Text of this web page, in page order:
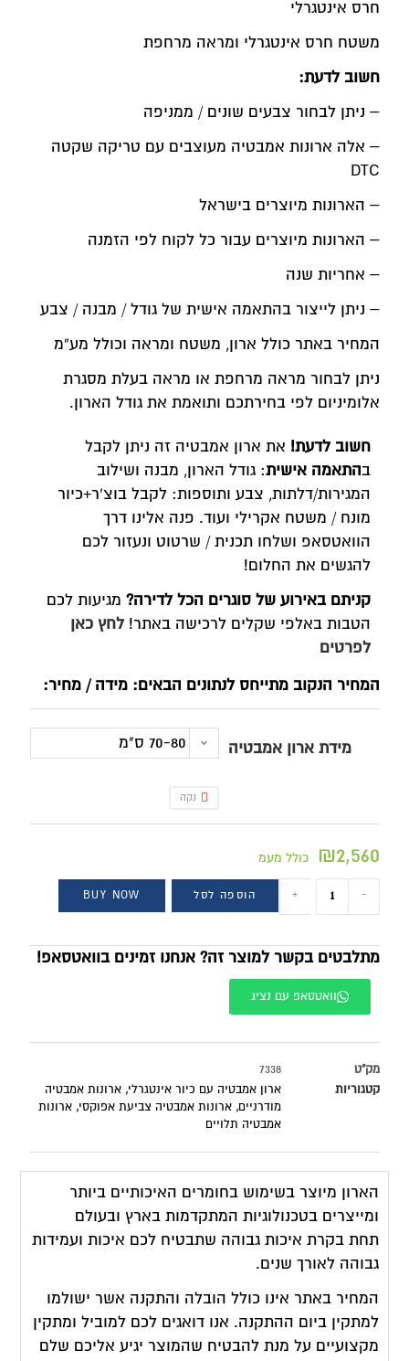
חרס אינטגרלי
משטח חרס אינטגרלי ומראה מרחפת
חשוב לדעת:
– ניתן לבחור צבעים שונים / ממניפה
– אלה ארונות אמבטיה מעוצבים עם טריקה שקטה
DTC
– הארונות מיוצרים בישראל
– הארונות מיוצרים עבור כל לקוח לפי הזמנה
– אחריות שנה
– ניתן לייצור בהתאמה אישית של גודל / מבנה / צבע
המחיר באתר כולל ארון, משטח ומראה וכולל מע”מ
ניתן לבחור מראה מרחפת או מראה בעלת מסגרת
אלומיניום לפי בחירתכם ותואמת את גודל הארון.
חשוב לדעת! את ארון אמבטיה זה ניתן לקבל
בהתאמה אישית: גודל הארון, מבנה ושילוב
המגירות/דלתות, צבע ותוספות: לקבל בוצ'ר+כיור
מונח / משטח אקרילי ועוד. פנה אלינו דרך
הוואטסאפ ושלחו תכנית / שרטוט ונעזור לכם
להגשים את החלום!
קניתם באירוע של סוגרים הכל לדירה? מגיעות לכם
הטבות באלפי שקלים לרכישה באתר!לחץ כאן
לפרטים
המחיר הנקוב מתייחס לנתונים הבאים: מידה / מחיר:
מידת ארון אמבטיה 70-80 ס"מ
נקה
₪2,560 כולל מעמ
-
+ הוספה לסל BUY NOW
מתלבטים בקשר למוצר זה? אנחנו זמינים בוואטסאפ!
וואטסאפ עם נציג
מק"ט
7338
קטגוריות
ארון אמבטיה עם כיור אינטגרלי,ארונות אמבטיה
מודרניים,ארונות אמבטיה צביעת אפוקסי,ארונות
אמבטיה תלויים
הארון מיוצר בשימוש בחומרים האיכותיים ביותר
ומייצרים בטכנולוגיות המתקדמות בארץ ובעולם
תחת בקרת איכות גבוהה שתבטיח לכם איכות ועמידות
גבוהה לאורך שנים.
המחיר באתר אינו כולל הובלה והתקנה אשר ישולמו
למתקין ביום ההתקנה. אנו דואגים לכם למוביל ומתקין
מקצועיים על מנת להבטיח שהמוצר יגיע אליכם שלם